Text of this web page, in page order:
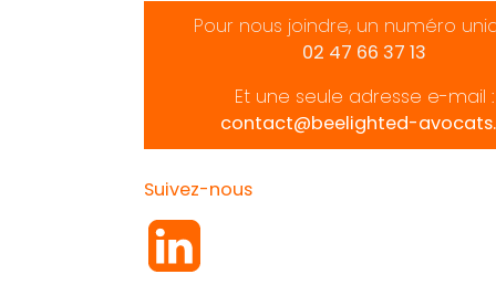
Pour nous joindre, un numéro
02 47 66 37 13
Et une seule adresse e-mail :
contact@beelighted-
Suivez-nous